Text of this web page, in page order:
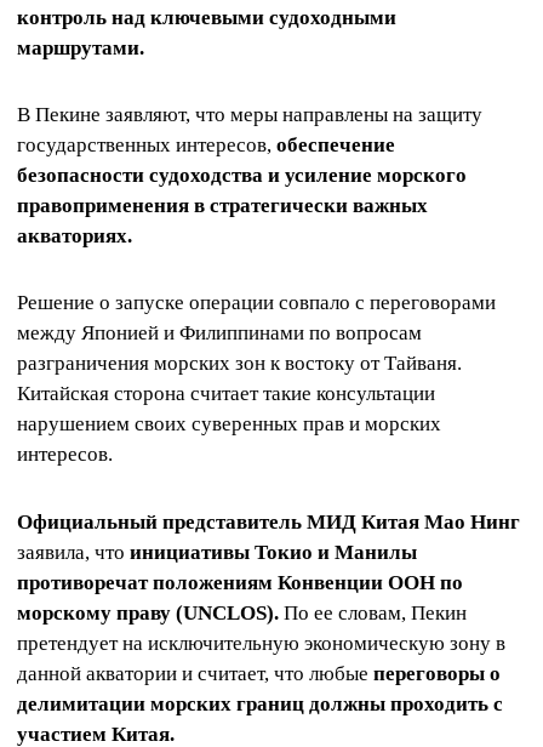
контроль над ключевыми судоходными
маршрутами.
В Пекине заявляют, что меры направлены на защиту
государственных интересов, обеспечение
безопасности судоходства и усиление морского
правоприменения в стратегически важных
акваториях.
Решение о запуске операции совпало с переговорами
между Японией и Филиппинами по вопросам
разграничения морских зон к востоку от Тайваня.
Китайская сторона считает такие консультации
нарушением своих суверенных прав и морских
интересов.
Официальный представитель МИД Китая Мао Нинг
заявила, что инициативы Токио и Манилы
противоречат положениям Конвенции ООН по
морскому праву (UNCLOS). По ее словам, Пекин
претендует на исключительную экономическую зону в
данной акватории и считает, что любые переговоры о
делимитации морских границ должны проходить с
участием Китая.